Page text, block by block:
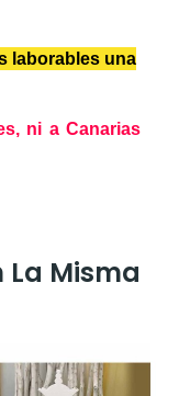
laborables una
ni a Canarias
La Misma